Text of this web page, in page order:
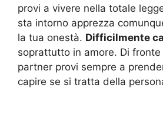
provi a vivere nella totale
sta intorno apprezza
la tua onestà. Difficilmente
soprattutto in amore. Di
partner provi sempre a
capire se si tratta della